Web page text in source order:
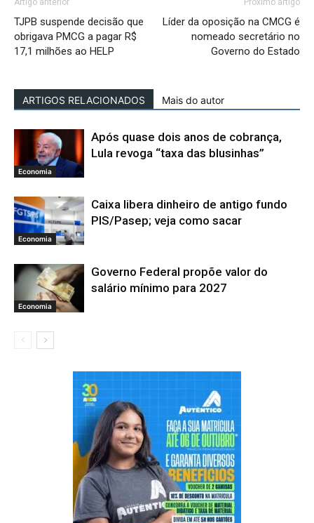
Artigo anterior
TJPB suspende decisão que
obrigava PMCG a pagar R$
17,1 milhões ao HELP
Próximo artigo
Líder da oposição na CMCG é
nomeado secretário no
Governo do Estado
ARTIGOS RELACIONADOS Mais do autor
Economia
Após quase dois anos de cobrança,
Lula revoga “taxa das blusinhas”
Economia
Caixa libera dinheiro de antigo fundo
PIS/Pasep; veja como sacar
Economia
Governo Federal propõe valor do
salário mínimo para 2027